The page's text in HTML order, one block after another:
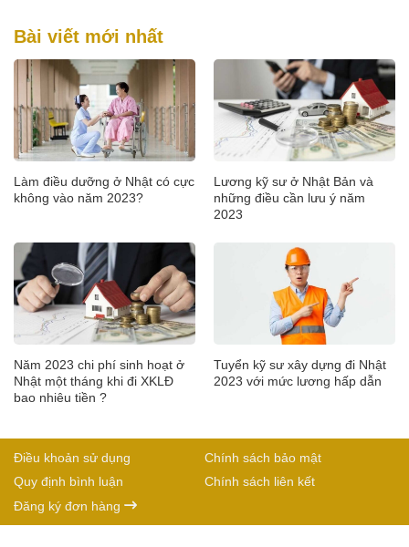
Bài viết mới nhất
Làm điều dưỡng ở Nhật có cực
không vào năm 2023?
Lương kỹ sư ở Nhật Bản và
những điều cần lưu ý năm
2023
Năm 2023 chi phí sinh hoạt ở
Nhật một tháng khi đi XKLĐ
bao nhiêu tiền ?
Tuyển kỹ sư xây dựng đi Nhật
2023 với mức lương hấp dẫn
Điều khoản sử dụng
Chính sách bảo mật
Quy định bình luận
Chính sách liên kết
Đăng ký đơn hàng